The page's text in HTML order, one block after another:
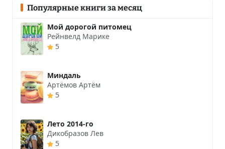
Популярные книги за месяц
Мой дорогой питомец
Рейнвелд Марике
5
Миндаль
Артёмов Артём
5
Лето 2014-го
Дикобразов Лев
5